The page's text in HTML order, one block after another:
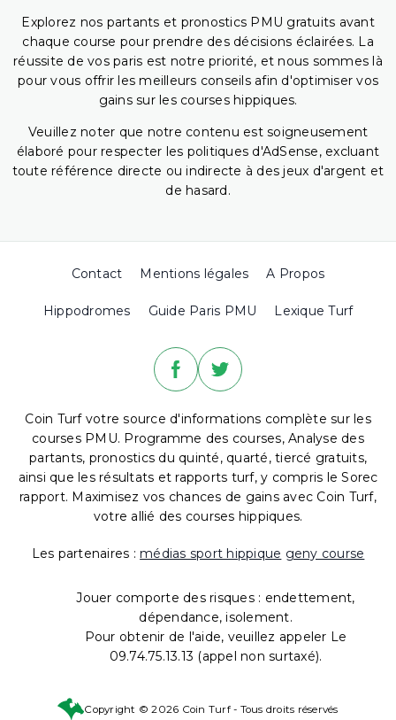
Explorez nos partants et pronostics PMU gratuits avant
chaque course pour prendre des décisions éclairées. La
réussite de vos paris est notre priorité, et nous sommes là
pour vous offrir les meilleurs conseils afin d'optimiser vos
gains sur les courses hippiques.
Veuillez noter que notre contenu est soigneusement
élaboré pour respecter les politiques d'AdSense, excluant
toute référence directe ou indirecte à des jeux d'argent et
de hasard.
Contact Mentions légales A Propos
Hippodromes Guide Paris PMU Lexique Turf
Coin Turf votre source d'informations complète sur les
courses PMU. Programme des courses, Analyse des
partants, pronostics du quinté, quarté, tiercé gratuits,
ainsi que les résultats et rapports turf, y compris le Sorec
rapport. Maximisez vos chances de gains avec Coin Turf,
votre allié des courses hippiques.
Les partenaires : médias sport hippique geny course
Jouer comporte des risques : endettement,
dépendance, isolement.
Pour obtenir de l'aide, veuillez appeler Le
09.74.75.13.13 (appel non surtaxé).
Copyright © 2026 Coin Turf - Tous droits réservés